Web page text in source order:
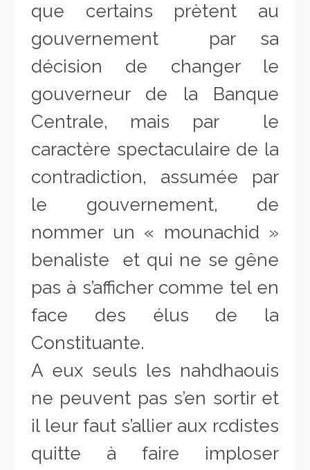
que certains prètent au
gouvernement par sa
décision de changer le
gouverneur de la Banque
Centrale, mais par le
caractère spectaculaire de la
contradiction, assumée par
le gouvernement, de
nommer un « mounachid »
benaliste et qui ne se gêne
pas à s’afficher comme tel en
face des élus de la
Constituante.
A eux seuls les nahdhaouis
ne peuvent pas s’en sortir et
il leur faut s’allier aux rcdistes
quitte à faire imploser